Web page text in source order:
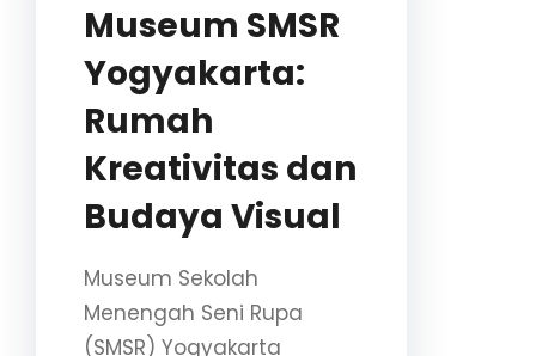
Museum SMSR
Yogyakarta:
Rumah
Kreativitas dan
Budaya Visual
Museum Sekolah
Menengah Seni Rupa
(SMSR) Yogyakarta